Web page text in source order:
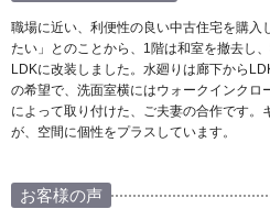
職場に近い、利便性の良い中古住宅を購入
たい」とのことから、1階は和室を撤去し
LDKに改装しました。水廻りは廊下から
の希望で、洗面室横にはウォークインクロ
によって取り付けた、ご夫妻の合作です。
が、空間に個性をプラスしています。
お客様の声